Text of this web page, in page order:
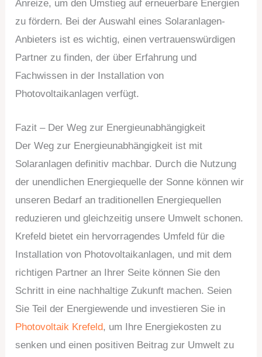
Anreize, um den Umstieg auf erneuerbare Energien
zu fördern. Bei der Auswahl eines Solaranlagen-
Anbieters ist es wichtig, einen vertrauenswürdigen
Partner zu finden, der über Erfahrung und
Fachwissen in der Installation von
Photovoltaikanlagen verfügt.
Fazit – Der Weg zur Energieunabhängigkeit
Der Weg zur Energieunabhängigkeit ist mit
Solaranlagen definitiv machbar. Durch die Nutzung
der unendlichen Energiequelle der Sonne können wir
unseren Bedarf an traditionellen Energiequellen
reduzieren und gleichzeitig unsere Umwelt schonen.
Krefeld bietet ein hervorragendes Umfeld für die
Installation von Photovoltaikanlagen, und mit dem
richtigen Partner an Ihrer Seite können Sie den
Schritt in eine nachhaltige Zukunft machen. Seien
Sie Teil der Energiewende und investieren Sie in
Photovoltaik Krefeld, um Ihre Energiekosten zu
senken und einen positiven Beitrag zur Umwelt zu